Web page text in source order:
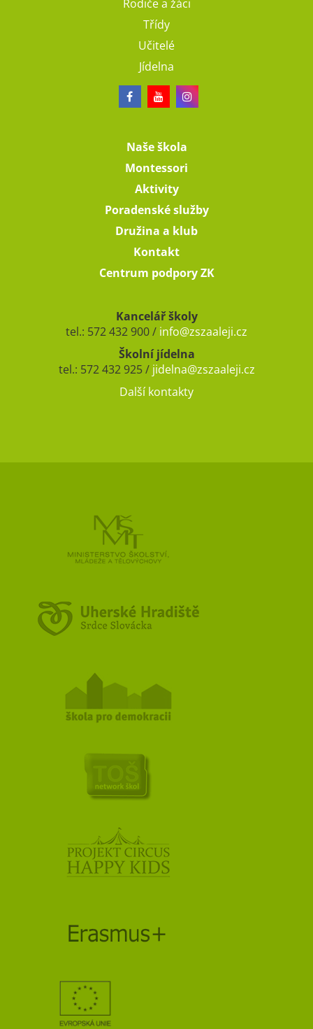
Rodiče a žáci
Třídy
Učitelé
Jídelna
Naše škola
Montessori
Aktivity
Poradenské služby
Družina a klub
Kontakt
Centrum podpory ZK
Kancelář školy
tel.: 572 432 900 / info@zszaaleji.cz
Školní jídelna
tel.: 572 432 925 / jidelna@zszaaleji.cz
Další kontakty